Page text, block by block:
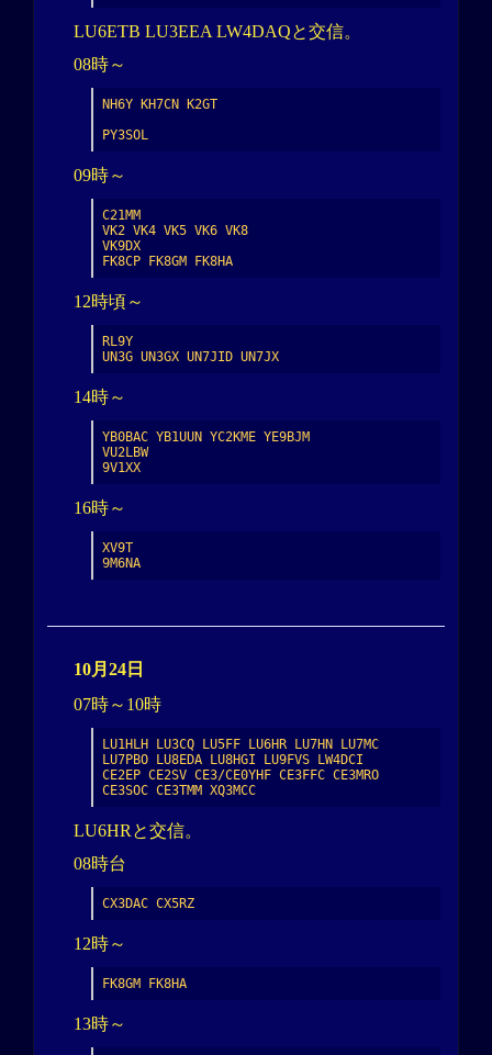
LU6ETB LU3EEA LW4DAQと交信。
08時～
NH6Y KH7CN K2GT
PY3SOL
09時～
C21MM
VK2 VK4 VK5 VK6 VK8
VK9DX
FK8CP FK8GM FK8HA
12時頃～
RL9Y
UN3G UN3GX UN7JID UN7JX
14時～
YB0BAC YB1UUN YC2KME YE9BJM
VU2LBW
9V1XX
16時～
XV9T
9M6NA
10月24日
07時～10時
LU1HLH LU3CQ LU5FF LU6HR LU7HN LU7MC
LU7PBO LU8EDA LU8HGI LU9FVS LW4DCI
CE2EP CE2SV CE3/CE0YHF CE3FFC CE3MRO
CE3SOC CE3TMM XQ3MCC
LU6HRと交信。
08時台
CX3DAC CX5RZ
12時～
FK8GM FK8HA
13時～